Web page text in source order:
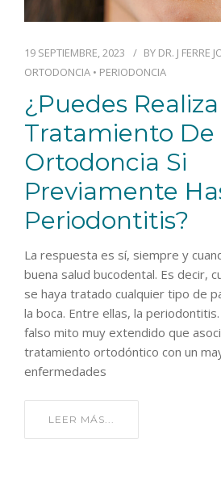
19 SEPTIEMBRE, 2023 BY DR. J FERRE
ORTODONCIA • PERIODONCIA
¿Puedes
Tratamiento De
Ortodoncia Si
Previamente
Periodontitis?
La respuesta es sí, siempre y
buena salud bucodental. Es decir,
se haya tratado cualquier tipo de
la boca. Entre ellas, la
falso mito muy extendido que
tratamiento ortodóntico con un
enfermedades
LEER MÁS...